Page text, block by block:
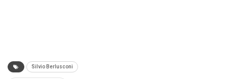
Silvio Berlusconi